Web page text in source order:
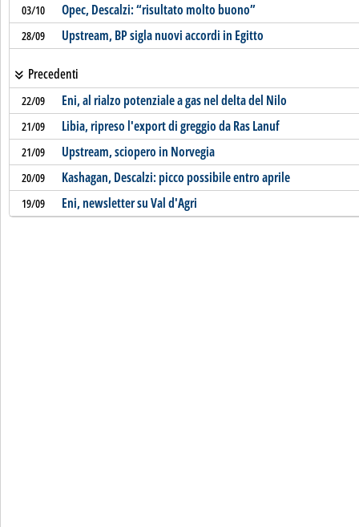
03/10 Opec, Descalzi: “risultato molto buono”
28/09 Upstream, BP sigla nuovi accordi in Egitto
Precedenti
22/09 Eni, al rialzo potenziale a gas nel delta del Nilo
21/09 Libia, ripreso l'export di greggio da Ras Lanuf
21/09 Upstream, sciopero in Norvegia
20/09 Kashagan, Descalzi: picco possibile entro aprile
19/09 Eni, newsletter su Val d'Agri